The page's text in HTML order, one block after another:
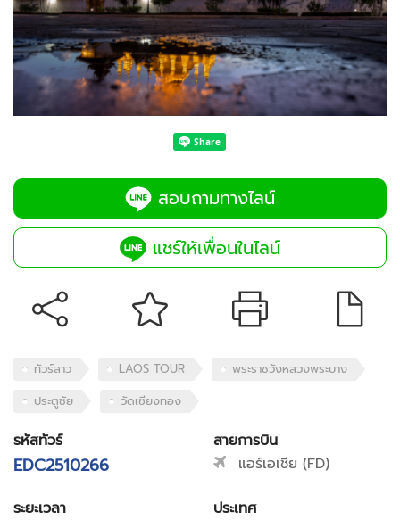
สอบถามทางไลน์
แชร์ให้เพื่อนในไลน์
ทัวร์ลาว LAOS TOUR
พระราชวังหลวงพระบาง
ประตูชัย
วัดเซียงทอง
รหัสทัวร์
EDC2510266
สายการบิน
แอร์เอเชีย (FD)
ระยะเวลา
ประเทศ